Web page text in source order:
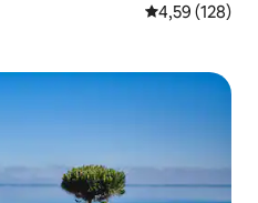
Gemiddelde
4,59 (128)